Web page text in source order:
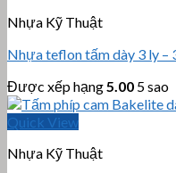
Nhựa Kỹ Thuật
Nhựa teflon tấm dày 3 ly
Được xếp hạng 5.00 5 sao
Quick View
Nhựa Kỹ Thuật